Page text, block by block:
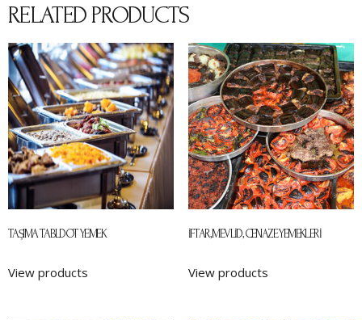
RELATED PRODUCTS
TAŞIMA TABLDOT YEMEK
View products
İFTAR, MEVLID, CENAZE YEMEKLERI
View products